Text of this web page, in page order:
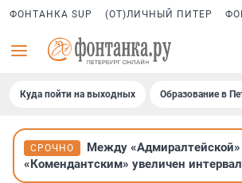
ФОНТАНКА SUP (ОТ)ЛИЧНЫЙ ПИТЕР
Куда пойти на выходных Образование в
СРОЧНО
Между «Адмиралтейской»
«Комендантским» увеличен интервал